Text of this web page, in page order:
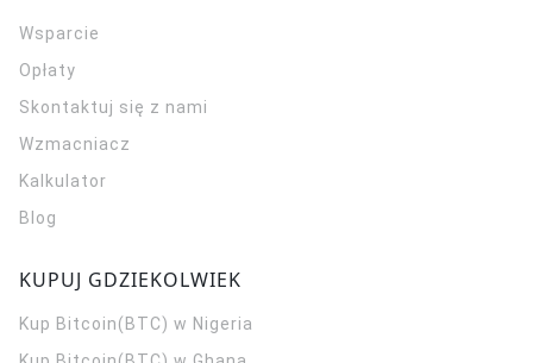
Wsparcie
Opłaty
Skontaktuj się z nami
Wzmacniacz
Kalkulator
Blog
KUPUJ GDZIEKOLWIEK
Kup Bitcoin(BTC) w Nigeria